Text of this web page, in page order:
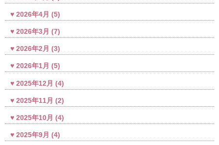
2026年4月 (5)
2026年3月 (7)
2026年2月 (3)
2026年1月 (5)
2025年12月 (4)
2025年11月 (2)
2025年10月 (4)
2025年9月 (4)